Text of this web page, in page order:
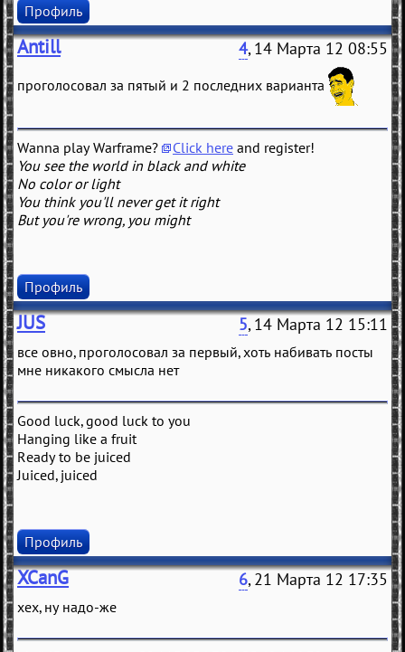
Профиль
Antill 4, 14 Марта 12 08:55
проголосовал за пятый и 2 последних варианта
Wanna play Warframe? Click here and register!
You see the world in black and white
No color or light
You think you'll never get it right
But you're wrong, you might
Профиль
JUS 5, 14 Марта 12 15:11
все овно, проголосовал за первый, хоть набивать посты
мне никакого смысла нет
Good luck, good luck to you
Hanging like a fruit
Ready to be juiced
Juiced, juiced
Профиль
XCanG 6, 21 Марта 12 17:35
хех, ну надо-же